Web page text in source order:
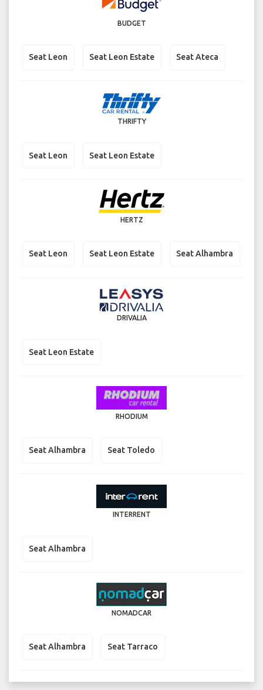
BUDGET
Seat Leon Seat Leon Estate Seat Ateca
THRIFTY
Seat Leon Seat Leon Estate
HERTZ
Seat Leon Seat Leon Estate Seat Alhambra
DRIVALIA
Seat Leon Estate
RHODIUM
Seat Alhambra Seat Toledo
INTERRENT
Seat Alhambra
NOMADCAR
Seat Alhambra Seat Tarraco